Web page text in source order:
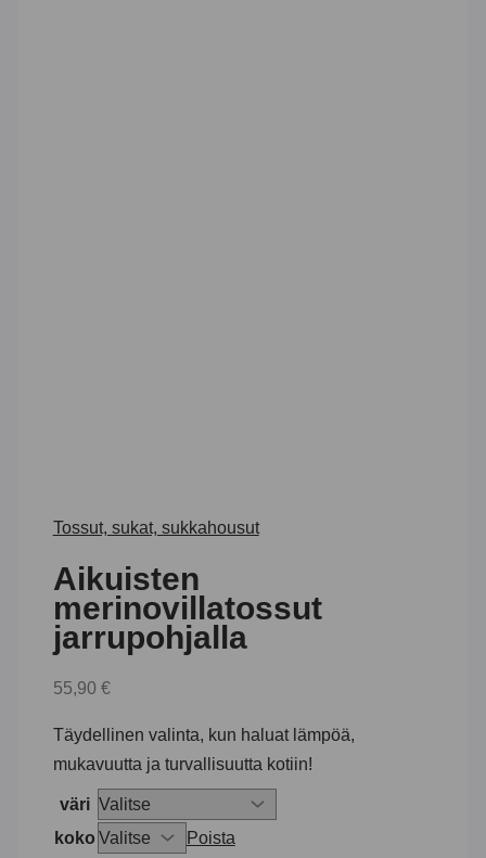
Tossut, sukat, sukkahousut
Aikuisten
merinovillatossut
jarrupohjalla
55,90 €
Täydellinen valinta, kun haluat lämpöä,
mukavuutta ja turvallisuutta kotiin!
väri
koko
Poista